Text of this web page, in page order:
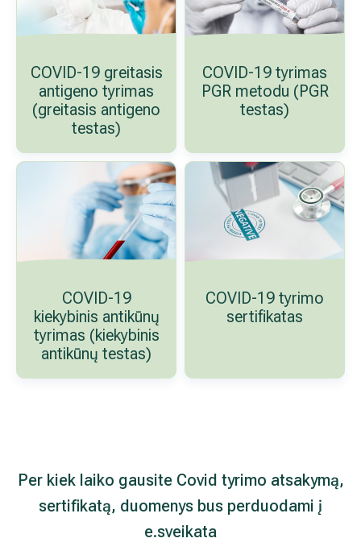
antigeno tyrimas
(greitasis antigeno
testas)
metodu (PGR
COVID-19 kiekybinis
antikūnų tyrimas
(kiekybinis antikūnų
testas)
COVID-19
sertifikatas
Per kiek laiko gausite Covid tyrimo
sertifikatą, duomenys bus perduodami į
Hila gydytojai